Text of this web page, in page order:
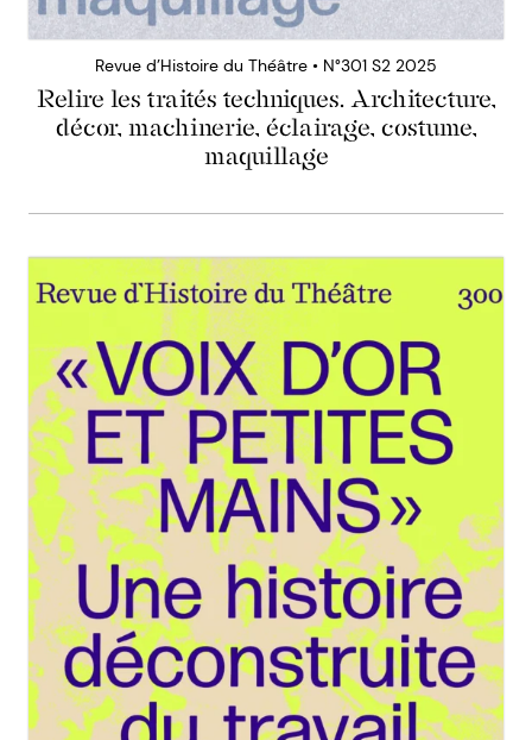
Revue d’Histoire du Théâtre • N°301 S2 2025
Relire les traités techniques. Architecture,
décor, machinerie, éclairage, costume,
maquillage